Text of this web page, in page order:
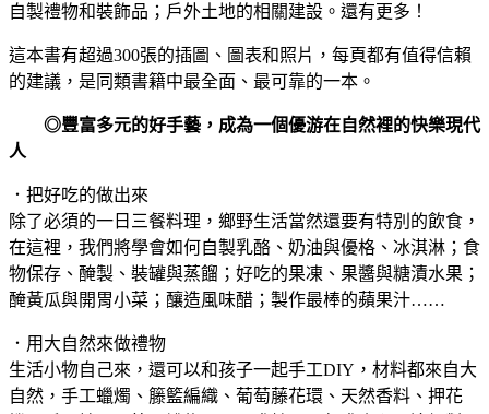
自製禮物和裝飾品；戶外土地的相關建設。還有更多！
這本書有超過300張的插圖、圖表和照片，每頁都有值得信賴
的建議，是同類書籍中最全面、最可靠的一本。
◎豐富多元的好手藝，成為一個優游在自然裡的快樂現代
人
．把好吃的做出來
除了必須的一日三餐料理，鄉野生活當然還要有特別的飲食，
在這裡，我們將學會如何自製乳酪、奶油與優格、冰淇淋；食
物保存、醃製、裝罐與蒸餾；好吃的果凍、果醬與糖漬水果；
醃黃瓜與開胃小菜；釀造風味醋；製作最棒的蘋果汁……
．用大自然來做禮物
生活小物自己來，還可以和孩子一起手工DIY，材料都來自大
自然，手工蠟燭、籐籃編織、葡萄藤花環、天然香料、押花